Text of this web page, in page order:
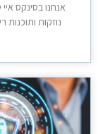
אנחנו בסינקס
נוזקות